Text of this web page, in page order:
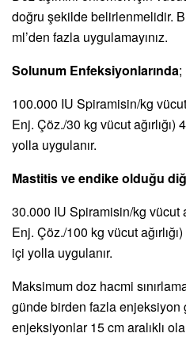
doğru şekilde belirlenmelidir.
ml’den fazla uygulamayınız.
Solunum Enfeksiyonlarında;
100.000 IU Spiramisin/kg
Enj. Çöz./30 kg vücut
yolla uygulanır.
Mastitis ve endike olduğu
30.000 IU Spiramisin/kg vücut
Enj. Çöz./100 kg vücut
içi yolla uygulanır.
Maksimum doz hacmi
günde birden fazla enjeksiyon
enjeksiyonlar 15 cm aralıklı